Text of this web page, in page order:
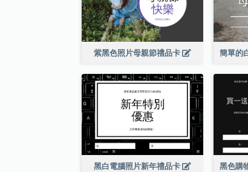
紫黑色照片母親節禮品卡
黑白電腦照片新年禮品卡